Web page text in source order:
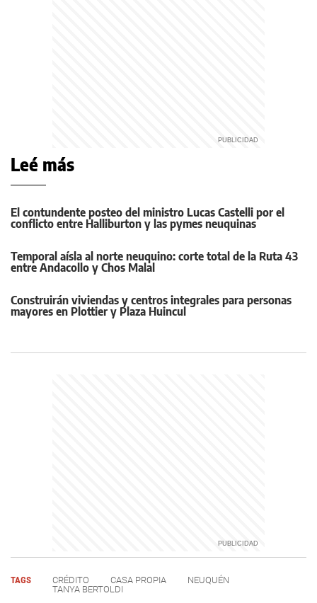
Leé más
El contundente posteo del ministro Lucas Castelli por el
conflicto entre Halliburton y las pymes neuquinas
Temporal aísla al norte neuquino: corte total de la Ruta 43
entre Andacollo y Chos Malal
Construirán viviendas y centros integrales para personas
mayores en Plottier y Plaza Huincul
TAGS CRÉDITO CASA PROPIA
NEUQUÉN
TANYA BERTOLDI